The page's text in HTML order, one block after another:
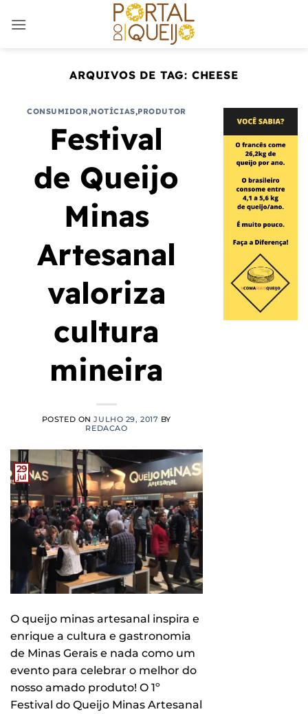
ARQUIVOS DE TAG: CHEESE
CONSUMIDOR,NOTÍCIAS,PRODUTOR
Festival
de Queijo
Minas
Artesanal
valoriza
cultura
mineira
POSTED ONJULHO 29, 2017 BY
REDACAO
29
jul
O queijo minas artesanal inspira e
enrique a cultura e gastronomia
de Minas Gerais e nada como um
evento para celebrar o melhor do
nosso amado produto! O 1º
Festival do Queijo Minas Artesanal